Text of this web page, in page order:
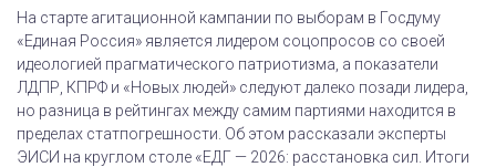
На старте агитационной кампании по выборам в Госдуму
«Единая Россия» является лидером соцопросов со своей
идеологией прагматического патриотизма, а показатели
ЛДПР, КПРФ и «Новых людей» следуют далеко позади лидера,
но разница в рейтингах между самим партиями находится в
пределах статпогрешности. Об этом рассказали эксперты
ЭИСИ на круглом столе «ЕДГ — 2026: расстановка сил. Итоги